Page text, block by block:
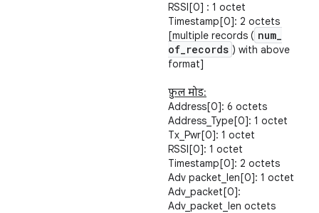
RSSI[0] : 1 octet
Timestamp[0]: 2 octets
[multiple records ( num_
of_records ) with above
format]
फ़ुल मोड:
Address[0]: 6 octets
Address_Type[0]: 1 octet
Tx_Pwr[0]: 1 octet
RSSI[0]: 1 octet
Timestamp[0]: 2 octets
Adv packet_len[0]: 1 octet
Adv_packet[0]:
Adv_packet_len octets